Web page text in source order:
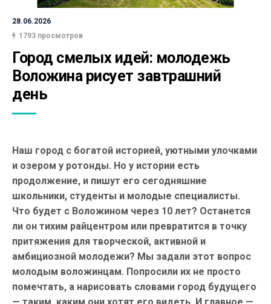
28.06.2026
1793 просмотров
Город смелых идей: молодежь
Воложина рисует завтрашний
день
Наш город с богатой историей, уютными улочками
и озером у ротонды. Но у истории есть
продолжение, и пишут его сегодняшние
школьники, студенты и молодые специалисты.
Что будет с Воложином через 10 лет? Останется
ли он тихим райцентром или превратится в точку
притяжения для творческой, активной и
амбициозной молодежи? Мы задали этот вопрос
молодым воложинцам. Попросили их не просто
помечтать, а нарисовать словами город будущего